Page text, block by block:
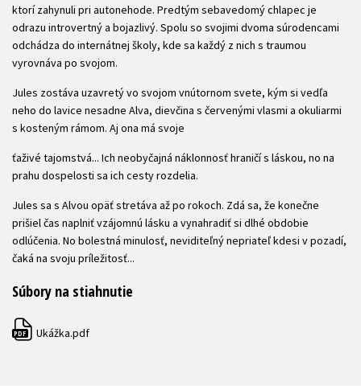
ktorí zahynuli pri autonehode. Predtým sebavedomý chlapec je
odrazu introvertný a bojazlivý. Spolu so svojimi dvoma súrodencami
odchádza do internátnej školy, kde sa každý z nich s traumou
vyrovnáva po svojom.
Jules zostáva uzavretý vo svojom vnútornom svete, kým si vedľa
neho do lavice nesadne Alva, dievčina s červenými vlasmi a okuliarmi
s kosteným rámom. Aj ona má svoje
ťaživé tajomstvá... Ich neobyčajná náklonnosť hraničí s láskou, no na
prahu dospelosti sa ich cesty rozdelia.
Jules sa s Alvou opäť stretáva až po rokoch. Zdá sa, že konečne
prišiel čas naplniť vzájomnú lásku a vynahradiť si dlhé obdobie
odlúčenia. No bolestná minulosť, neviditeľný nepriateľ kdesi v pozadí,
čaká na svoju príležitosť...
Súbory na stiahnutie
PDF Ukážka.pdf